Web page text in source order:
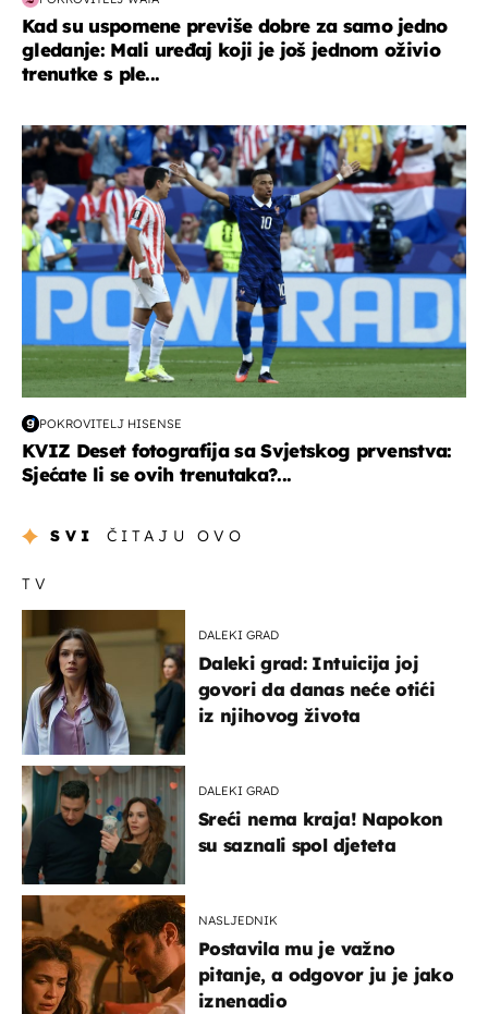
Kad su uspomene previše dobre za samo jedno
gledanje: Mali uređaj koji je još jednom oživio
trenutke s ple...
svjetsko prvenstvo 2026
POKROVITELJ HISENSE
KVIZ Deset fotografija sa Svjetskog prvenstva:
Sjećate li se ovih trenutaka?...
SVI ČITAJU OVO
TV
DALEKI GRAD
Daleki grad: Intuicija joj
govori da danas neće otići
iz njihovog života
DALEKI GRAD
Sreći nema kraja! Napokon
su saznali spol djeteta
NASLJEDNIK
Postavila mu je važno
pitanje, a odgovor ju je jako
iznenadio